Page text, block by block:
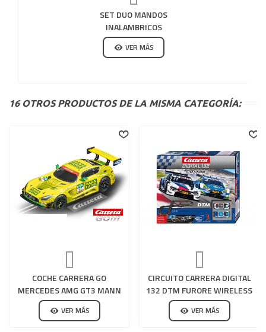
SET DUO MANDOS
INALAMBRICOS
CARRERA DIGITAL 132-
124
VER MÁS
16 OTROS PRODUCTOS DE LA MISMA CATEGORÍA:
COCHE CARRERA GO
MERCEDES AMG GT3 MANN
FILTER
VER MÁS
CIRCUITO CARRERA DIGITAL
132 DTM FURORE WIRELESS
VER MÁS